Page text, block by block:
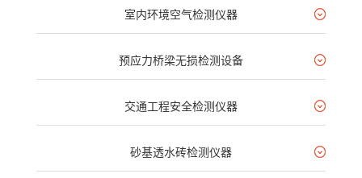
室内环境空气检测仪器
预应力桥梁无损检测设备
交通工程安全检测仪器
砂基透水砖检测仪器